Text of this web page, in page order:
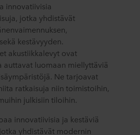
innovatiivisia
jotka yhdistävät
kestävyyden.
akustiikkalevyt ovat
auttavat luomaan miellyttäviä
Ne tarjoavat
ratkaisuja niin toimistoihin,
julkisiin tiloihin.
innovatiivisia ja kestäviä
yhdistävät modernin